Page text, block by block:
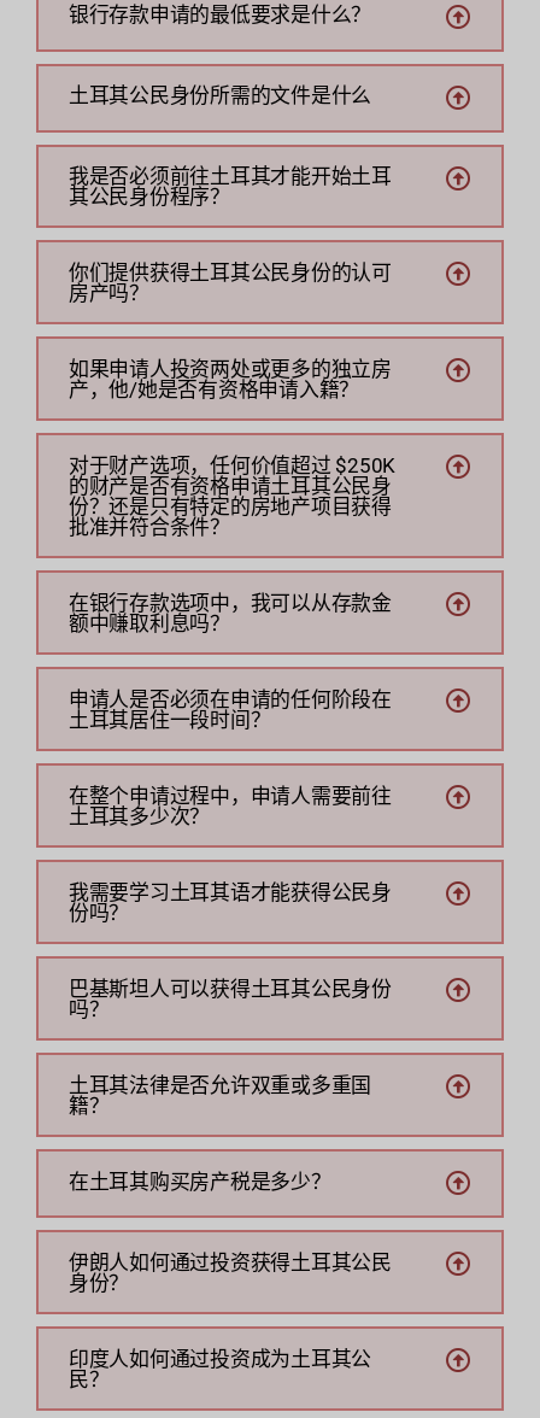
银行存款申请的最低要求是什么？
土耳其公民身份所需的文件是什么
我是否必须前往土耳其才能开始土耳
其公民身份程序？
你们提供获得土耳其公民身份的认可
房产吗？
如果申请人投资两处或更多的独立房
产，他/她是否有资格申请入籍？
对于财产选项，任何价值超过 $250K
的财产是否有资格申请土耳其公民身
份？还是只有特定的房地产项目获得
批准并符合条件？
在银行存款选项中，我可以从存款金
额中赚取利息吗？
申请人是否必须在申请的任何阶段在
土耳其居住一段时间？
在整个申请过程中，申请人需要前往
土耳其多少次？
我需要学习土耳其语才能获得公民身
份吗？
巴基斯坦人可以获得土耳其公民身份
吗？
土耳其法律是否允许双重或多重国
籍？
在土耳其购买房产税是多少？
伊朗人如何通过投资获得土耳其公民
身份？
印度人如何通过投资成为土耳其公
民？